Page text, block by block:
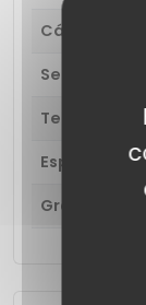
Cámara
Segunda
Tercera
Grabación